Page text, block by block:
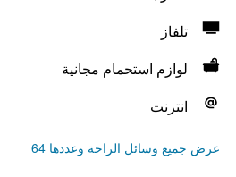
تلفاز
لوازم استحمام مجانية
انترنت
عرض جميع وسائل الراحة وعددها 64